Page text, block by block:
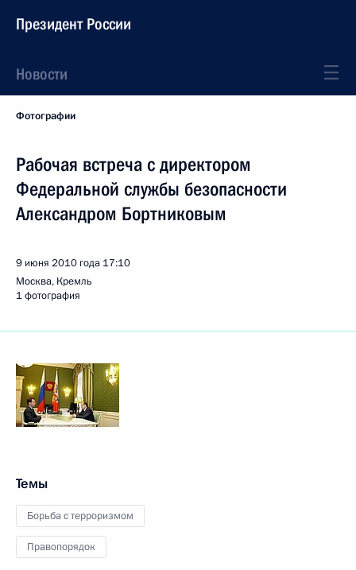
Президент России
Новости
Фотографии
Рабочая встреча с директором
Федеральной службы безопасности
Александром Бортниковым
9 июня 2010 года 17:10
Москва, Кремль
1 фотография
Темы
Борьба с терроризмом
Правопорядок